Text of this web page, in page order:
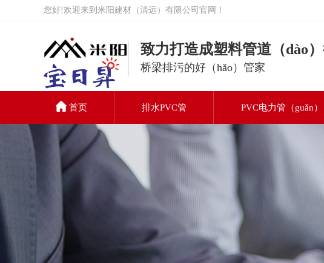
您好!欢迎来到米阳建材（清远）有限公司官网！
PVC排（pái）水
（shuǐ）管
致力打造成塑料管道（dào
桥梁排污的好（hǎo）管家
首页 排水PVC管 PVC电力管（guǎn）
联系我们（men）